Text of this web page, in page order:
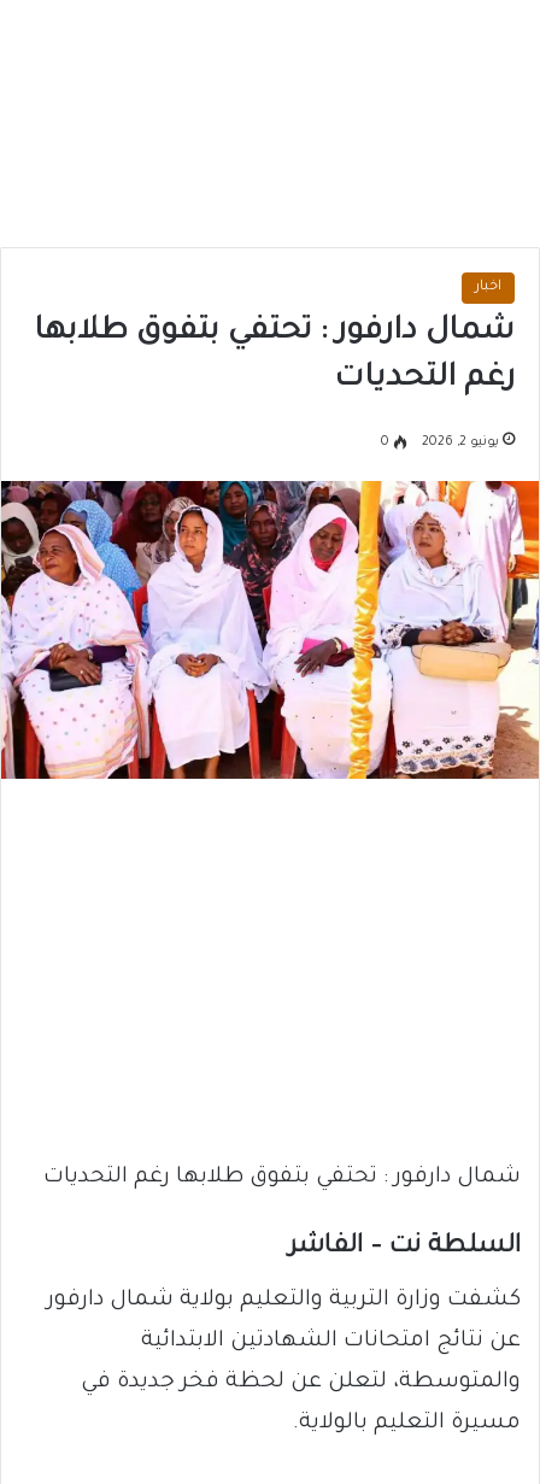
اخبار
شمال دارفور : تحتفي بتفوق طلابها
رغم التحديات
يونيو 2, 2026 0
شمال دارفور : تحتفي بتفوق طلابها رغم التحديات
السلطة نت – الفاشر
كشفت وزارة التربية والتعليم بولاية شمال دارفور
عن نتائج امتحانات الشهادتين الابتدائية
والمتوسطة، لتعلن عن لحظة فخر جديدة في
مسيرة التعليم بالولاية.